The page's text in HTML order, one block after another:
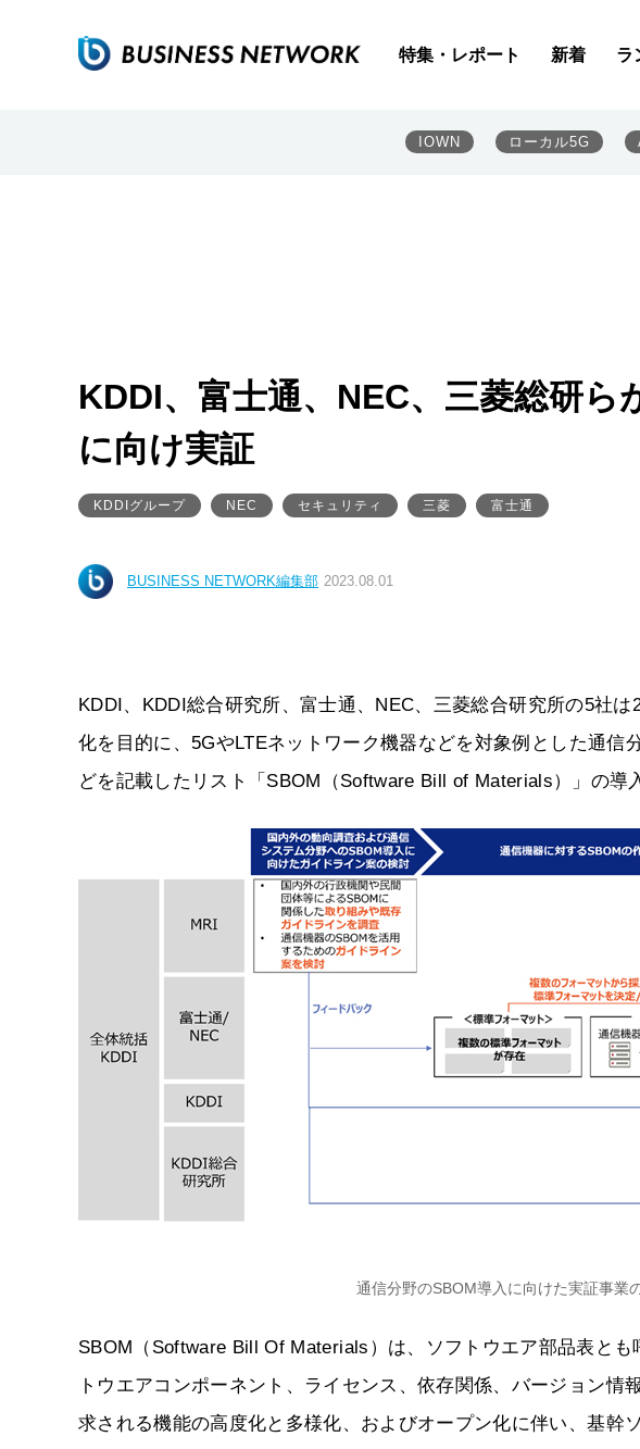
特集・レポート 新着 ラ
IOWN ローカル5G
KDDI、富士通、NEC、三菱総研ら
に向け実証
KDDIグループ NEC セキュリティ 三菱 富士通
BUSINESS NETWORK編集部 2023.08.01
KDDI、KDDI総合研究所、富士通、NEC、三菱総合研究所の5社
化を目的に、5GやLTEネットワーク機器などを対象例とした通信
どを記載したリスト「SBOM（Software Bill of Materials）」の導
通信分野のSBOM導入に向けた実証事業
SBOM（Software Bill Of Materials）は、ソフトウエア部品表と
トウエアコンポーネント、ライセンス、依存関係、バージョン情
求される機能の高度化と多様化、およびオープン化に伴い、基幹